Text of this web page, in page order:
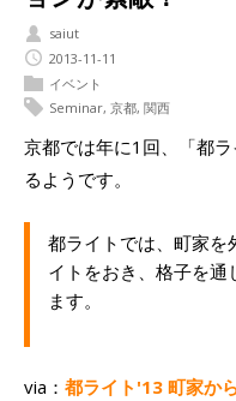
saiut
2013-11-11
イベント
Seminar, 京都, 関西
京都では年に1回、「都
るようです。
都ライトでは、町家を
イトをおき、格子を
ます。
via： 都ライト'13 町家か